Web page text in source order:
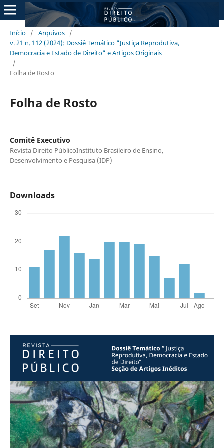
Início / Arquivos /
v. 21 n. 112 (2024): Dossiê Temático "Justiça Reprodutiva,
Democracia e Estado de Direito" e Artigos Originais
/
Folha de Rosto
Folha de Rosto
Comitê Executivo
Revista Direito PúblicoInstituto Brasileiro de Ensino,
Desenvolvimento e Pesquisa (IDP)
Downloads